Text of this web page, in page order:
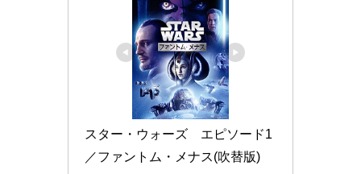
スター・ウォーズ　エピソード1
／ファントム・メナス(吹替版)